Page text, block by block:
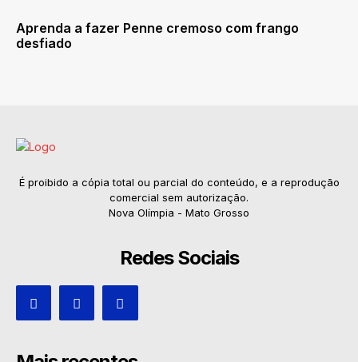
Aprenda a fazer Penne cremoso com frango
desfiado
É proibido a cópia total ou parcial do conteúdo, e a reprodução
comercial sem autorização.
Nova Olímpia - Mato Grosso
Redes Sociais